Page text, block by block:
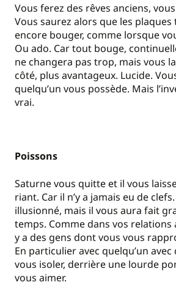
Vous ferez des rêves anciens,
Vous saurez alors que les
encore bouger, comme lorsque
Ou ado. Car tout bouge,
ne changera pas trop, mais vous
côté, plus avantageux. Lucide.
quelqu’un vous possède. Mais
vrai.
Poissons
Saturne vous quitte et il vous
riant. Car il n’y a jamais eu de
illusionné, mais il vous aura fait
temps. Comme dans vos relations
y a des gens dont vous vous
En particulier avec quelqu’un
vous isoler, derrière une lourde
vous aimer.